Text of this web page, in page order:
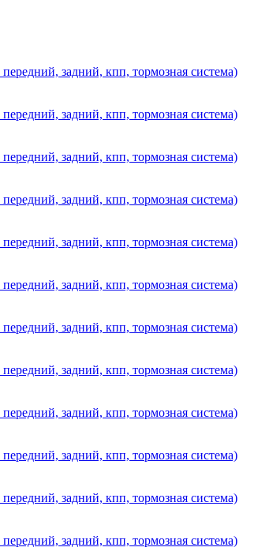
задний, кпп, тормозная система)
задний, кпп, тормозная система)
задний, кпп, тормозная система)
задний, кпп, тормозная система)
задний, кпп, тормозная система)
задний, кпп, тормозная система)
задний, кпп, тормозная система)
задний, кпп, тормозная система)
задний, кпп, тормозная система)
задний, кпп, тормозная система)
задний, кпп, тормозная система)
задний, кпп, тормозная система)